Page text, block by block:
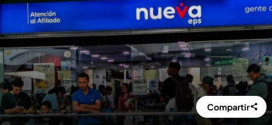
Compartir